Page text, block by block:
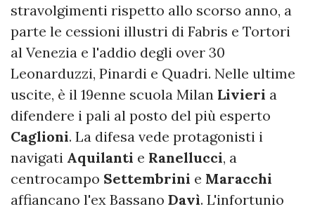
stravolgimenti rispetto allo scorso anno, a
parte le cessioni illustri di Fabris e Tortori
al Venezia e l'addio degli over 30
Leonarduzzi, Pinardi e Quadri. Nelle ultime
uscite, è il 19enne scuola Milan Livieri a
difendere i pali al posto del più esperto
Caglioni. La difesa vede protagonisti i
navigati Aquilanti e Ranellucci, a
centrocampo Settembrini e Maracchi
affiancano l'ex Bassano Davì. L'infortunio